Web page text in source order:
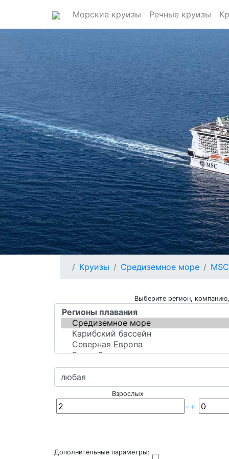
Морские круизы Речные круизы
Круизы Средиземное море
Выберите регион,
Взрослых
−+
Дополнительные параметры: